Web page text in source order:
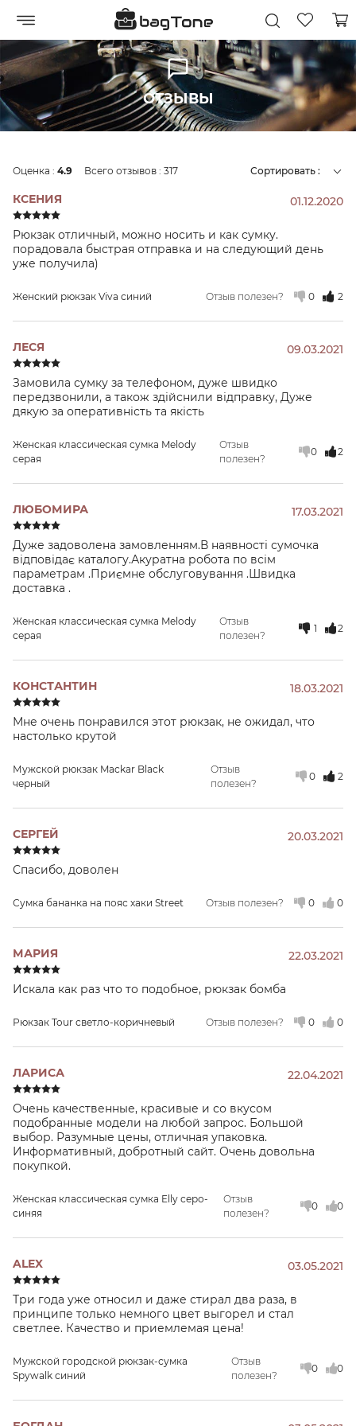
ОТЗЫВЫ
Оценка : 4.9 Всего отзывов : 317 Сортировать :
КСЕНИЯ 01.12.2020
Рюкзак отличный, можно носить и как сумку.
порадовала быстрая отправка и на следующий день
уже получила)
Женский рюкзак Viva синий Отзыв полезен? 0 2
ЛЕСЯ 09.03.2021
Замовила сумку за телефоном, дуже швидко
передзвонили, а також здійснили відправку, Дуже
дякую за оперативність та якість
Женская классическая сумка Melody
серая
Отзыв
полезен?
0 2
ЛЮБОМИРА 17.03.2021
Дуже задоволена замовленням.В наявності сумочка
відповідає каталогу.Акуратна робота по всім
параметрам .Приємне обслуговування .Швидка
доставка .
Женская классическая сумка Melody
серая
Отзыв
полезен?
1 2
КОНСТАНТИН 18.03.2021
Мне очень понравился этот рюкзак, не ожидал, что
настолько крутой
Мужской рюкзак Mackar Black
черный
Отзыв
полезен?
0 2
СЕРГЕЙ 20.03.2021
Спасибо, доволен
Сумка бананка на пояс хаки Street Отзыв полезен? 0 0
МАРИЯ 22.03.2021
Искала как раз что то подобное, рюкзак бомба
Рюкзак Tour светло-коричневый Отзыв полезен? 0 0
ЛАРИСА 22.04.2021
Очень качественные, красивые и со вкусом
подобранные модели на любой запрос. Большой
выбор. Разумные цены, отличная упаковка.
Информативный, добротный сайт. Очень довольна
покупкой.
Женская классическая сумка Elly серо-
синяя
Отзыв
полезен?
0 0
ALEX 03.05.2021
Три года уже относил и даже стирал два раза, в
принципе только немного цвет выгорел и стал
светлее. Качество и приемлемая цена!
Мужской городской рюкзак-сумка
Spywalk синий
Отзыв
полезен?
0 0